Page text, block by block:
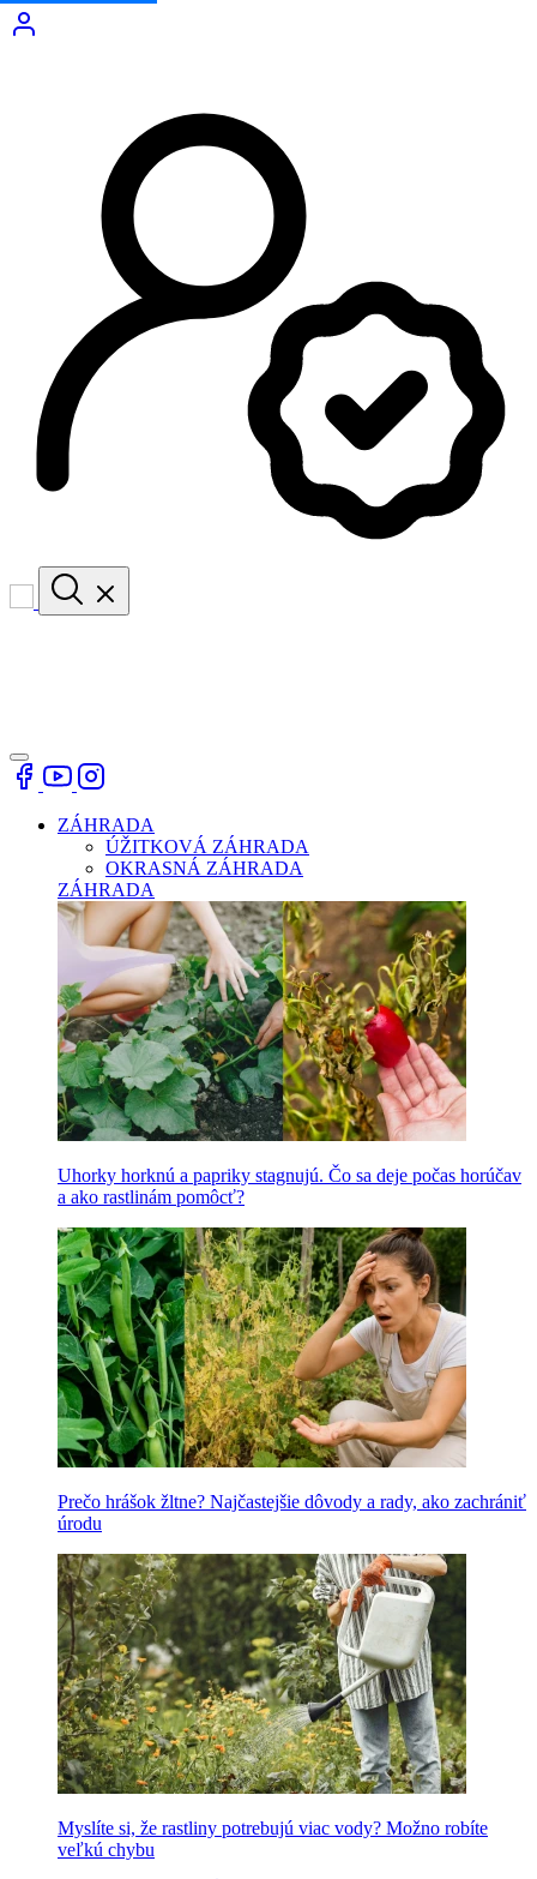
ZÁHRADA
ÚŽITKOVÁ ZÁHRADA
OKRASNÁ ZÁHRADA
ZÁHRADA
Uhorky horknú a papriky stagnujú. Čo sa deje počas horúčav
a ako rastlinám pomôcť?
Prečo hrášok žltne? Najčastejšie dôvody a rady, ako zachrániť
úrodu
Myslíte si, že rastliny potrebujú viac vody? Možno robíte
veľkú chybu